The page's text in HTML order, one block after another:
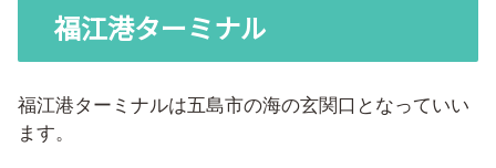
福江港ターミナル
福江港ターミナルは五島市の海の玄関口となっていい
ます。